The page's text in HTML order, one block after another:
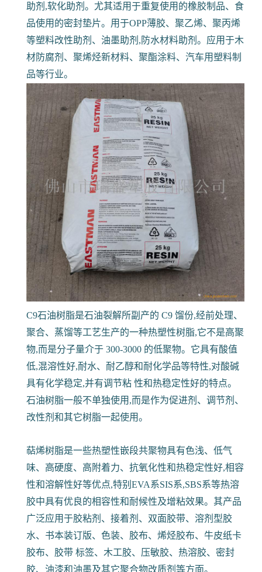
助剂,软化助剂。尤其适用于重复使用的橡胶制品、食
品使用的密封垫片。用于OPP薄胶、聚乙烯、聚丙烯
等塑料改性助剂、油墨助剂,防水材料助剂。应用于木
材防腐剂、聚烯烃新材料、聚酯涂料、汽车用塑料制
品等行业。
C9石油树脂是石油裂解所副产的 C9 馏份,经前处理、
聚合、蒸馏等工艺生产的一种热塑性树脂,它不是高聚
物,而是分子量介于 300-3000 的低聚物。它具有酸值
低,混溶性好,耐水、耐乙醇和耐化学品等特性,对酸碱
具有化学稳定,并有调节粘 性和热稳定性好的特点。
石油树脂一般不单独使用,而是作为促进剂、调节剂、
改性剂和其它树脂一起使用。
萜烯树脂是一些热塑性嵌段共聚物具有色浅、低气
味、高硬度、高附着力、抗氧化性和热稳定性好,相容
性和溶解性好等优点,特别EVA系SIS系,SBS系等热溶
胶中具有优良的相容性和耐候性及增粘效果。其产品
广泛应用于胶粘剂、接着剂、双面胶带、溶剂型胶
水、书本装订版、色装、胶布、烯烃胶布、牛皮纸卡
胶布、胶带 标签、木工胶、压敏胶、热溶胶、密封
胶、油漆和油墨及其它聚合物改质剂等方面。